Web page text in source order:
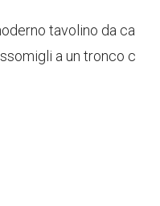
tavolino da ca
a un tronco c